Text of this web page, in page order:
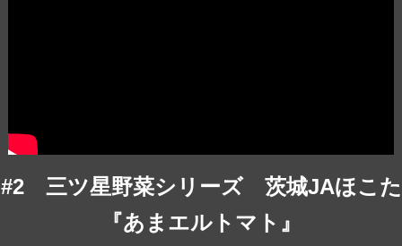
#2 三ツ星野菜シリーズ 茨城JAほこた
『あまエルトマト』